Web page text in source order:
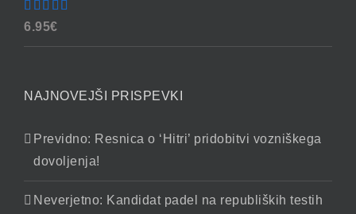
Ocenjeno
6.95€
NAJNOVEJŠI PRISPEVKI
Previdno: Resnica o ‘Hitri’ pridobitvi vozniškega
dovoljenja!
Neverjetno: Kandidat padel na republiških testih